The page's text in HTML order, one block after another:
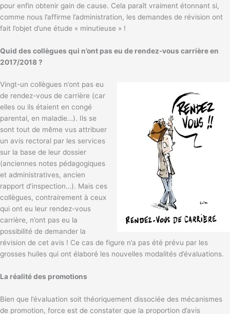
pour enfin obtenir gain de cause. Cela paraît vraiment étonnant si,
comme nous l’affirme l’administration, les demandes de révision ont
fait l’objet d’une étude « minutieuse » !
Quid des collègues qui n’ont pas eu de rendez-vous carrière en
2017/2018 ?
Vingt-un collègues n’ont pas eu
de rendez-vous de carrière (car
elles ou ils étaient en congé
parental, en maladie…). Ils se
sont tout de même vus attribuer
un avis rectoral par les services
sur la base de leur dossier
(anciennes notes pédagogiques
et administratives, ancien
rapport d’inspection…). Mais ces
collègues, contrairement à ceux
qui ont eu leur rendez-vous
carrière, n’ont pas eu la
possibilité de demander la
révision de cet avis ! Ce cas de figure n’a pas été prévu par les
grosses huiles qui ont élaboré les nouvelles modalités d’évaluations.
La réalité des promotions
Bien que l’évaluation soit théoriquement dissociée des mécanismes
de promotion, force est de constater que la proportion d’avis